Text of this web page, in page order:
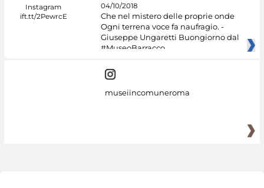
04/10/2018
Che nel mistero delle proprie onde
Ogni terrena voce fa naufragio. -
Giuseppe Ungaretti Buongiorno dal
#MuseoBarracco
museiincomuneroma